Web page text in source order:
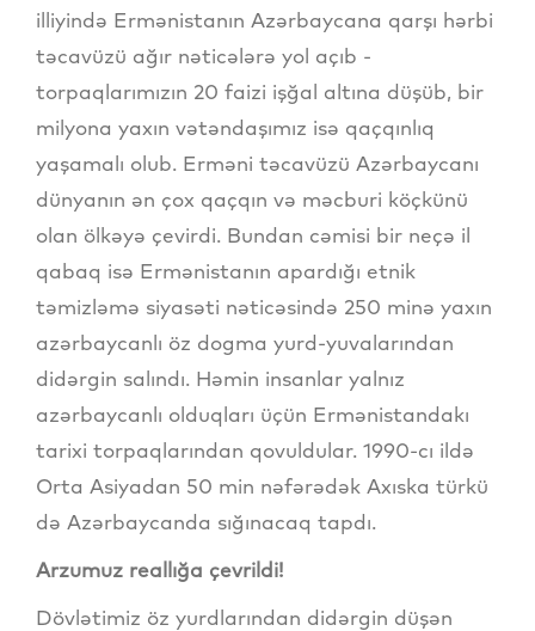
illiyində Ermənistanın Azərbaycana qarşı hərbi
təcavüzü ağır nəticələrə yol açıb -
torpaqlarımızın 20 faizi işğal altına düşüb, bir
milyona yaxın vətəndaşımız isə qaçqınlıq
yaşamalı olub. Erməni təcavüzü Azərbaycanı
dünyanın ən çox qaçqın və məcburi köçkünü
olan ölkəyə çevirdi. Bundan cəmisi bir neçə il
qabaq isə Ermənistanın apardığı etnik
təmizləmə siyasəti nəticəsində 250 minə yaxın
azərbaycanlı öz dogma yurd-yuvalarından
didərgin salındı. Həmin insanlar yalnız
azərbaycanlı olduqları üçün Ermənistandakı
tarixi torpaqlarından qovuldular. 1990-cı ildə
Orta Asiyadan 50 min nəfərədək Axıska türkü
də Azərbaycanda sığınacaq tapdı.
Arzumuz reallığa çevrildi!
Dövlətimiz öz yurdlarından didərgin düşən